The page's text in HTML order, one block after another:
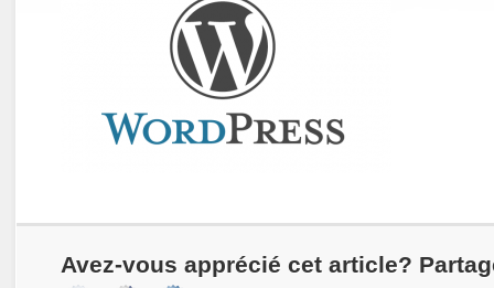
Avez-vous apprécié cet article?